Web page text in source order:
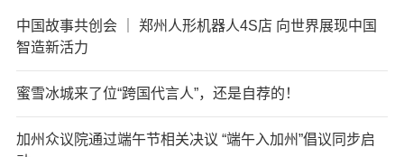
中国故事共创会 ｜ 郑州人形机器人4S店 向世界展现中国
智造新活力
蜜雪冰城来了位“跨国代言人”，还是自荐的！
加州众议院通过端午节相关决议 “端午入加州”倡议同步启